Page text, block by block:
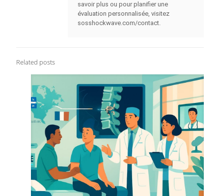
savoir plus ou pour planifier une
évaluation personnalisée, visitez
sosshockwave.com/contact.
Related posts